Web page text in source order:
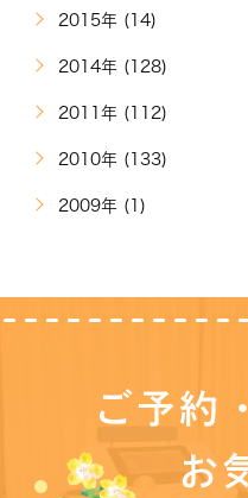
2015年 (14)
2014年 (128)
2011年 (112)
2010年 (133)
2009年 (1)
ご予約
お